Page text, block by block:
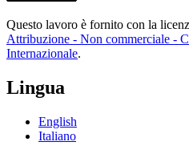
Questo lavoro è fornito con la
Attribuzione - Non commerciale -
Internazionale.
Lingua
English
Italiano